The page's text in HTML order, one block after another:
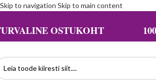
Skip to navigation Skip to main content
OSTUKOHT 100